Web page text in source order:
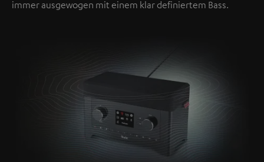
immer ausgewogen mit einem klar definiertem Bass.